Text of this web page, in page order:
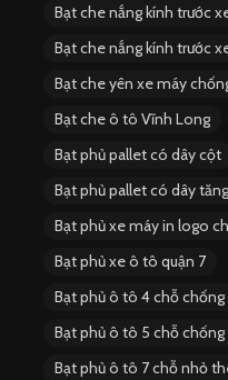
Bạt che nắng kính trước
Bạt che nắng kính trước
Bạt che yên xe máy
Bạt che ô tô Vĩnh Long
Bạt phủ pallet có dây cột
Bạt phủ pallet có dây
Bạt phủ xe máy in logo
Bạt phủ xe ô tô quận 7
Bạt phủ ô tô 4 chỗ chống
Bạt phủ ô tô 5 chỗ chống
Bạt phủ ô tô 7 chỗ nhỏ